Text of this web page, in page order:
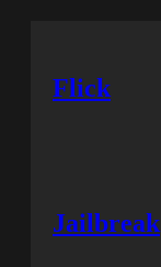
Flick
Jailbreak